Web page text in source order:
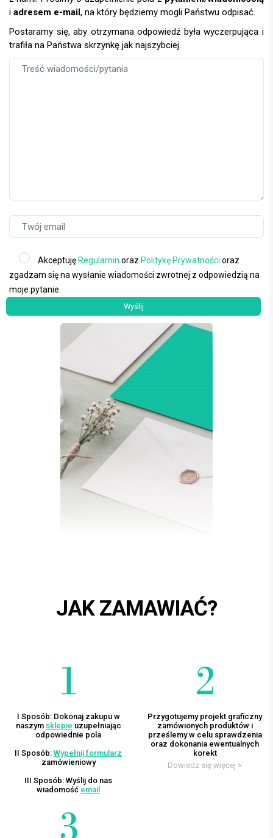
i adresem e-mail, na który będziemy mogli Państwu odpisać.
Postaramy się, aby otrzymana odpowiedź była wyczerpująca i
trafiła na Państwa skrzynkę jak najszybciej.
Akceptuję Regulamin oraz Politykę Prywatności oraz
zgadzam się na wysłanie wiadomości zwrotnej z odpowiedzią na
moje pytanie.
JAK ZAMAWIAĆ?
I Sposób: Dokonaj zakupu w
naszym sklepie uzupełniając
odpowiednie pola
II Sposób: Wypełnij formularz
zamówieniowy
III Sposób: Wyślij do nas
wiadomość email
Przygotujemy projekt graficzny
zamówionych produktów i
prześlemy w celu sprawdzenia
oraz dokonania ewentualnych
korekt
Dowiedz się więcej >